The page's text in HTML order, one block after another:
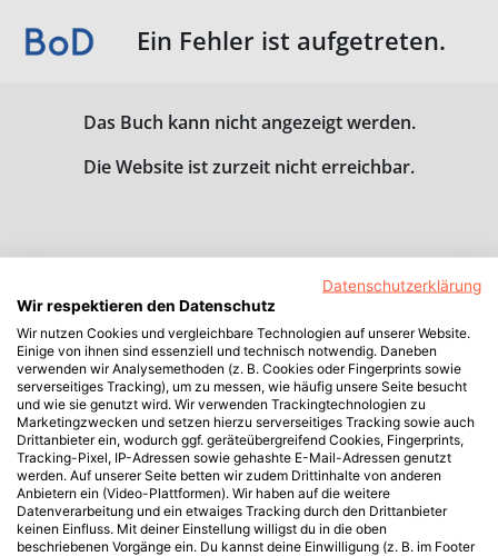
Ein Fehler ist aufgetreten.
Das Buch kann nicht angezeigt werden.
Die Website ist zurzeit nicht erreichbar.
Datenschutzerklärung
Wir respektieren den Datenschutz
Wir nutzen Cookies und vergleichbare Technologien auf unserer Website.
Einige von ihnen sind essenziell und technisch notwendig. Daneben
verwenden wir Analysemethoden (z. B. Cookies oder Fingerprints sowie
serverseitiges Tracking), um zu messen, wie häufig unsere Seite besucht
und wie sie genutzt wird. Wir verwenden Trackingtechnologien zu
Marketingzwecken und setzen hierzu serverseitiges Tracking sowie auch
Drittanbieter ein, wodurch ggf. geräteübergreifend Cookies, Fingerprints,
Tracking-Pixel, IP-Adressen sowie gehashte E-Mail-Adressen genutzt
werden. Auf unserer Seite betten wir zudem Drittinhalte von anderen
Anbietern ein (Video-Plattformen). Wir haben auf die weitere
Datenverarbeitung und ein etwaiges Tracking durch den Drittanbieter
keinen Einfluss. Mit deiner Einstellung willigst du in die oben
beschriebenen Vorgänge ein. Du kannst deine Einwilligung (z. B. im Footer